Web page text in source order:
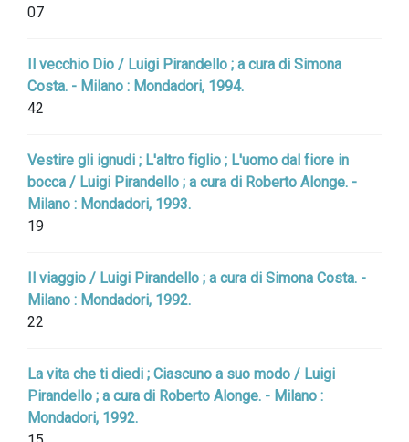
07
Il vecchio Dio / Luigi Pirandello ; a cura di Simona
Costa. - Milano : Mondadori, 1994.
42
Vestire gli ignudi ; L'altro figlio ; L'uomo dal fiore in
bocca / Luigi Pirandello ; a cura di Roberto Alonge. -
Milano : Mondadori, 1993.
19
Il viaggio / Luigi Pirandello ; a cura di Simona Costa. -
Milano : Mondadori, 1992.
22
La vita che ti diedi ; Ciascuno a suo modo / Luigi
Pirandello ; a cura di Roberto Alonge. - Milano :
Mondadori, 1992.